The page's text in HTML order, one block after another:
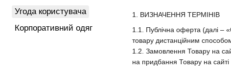
1. ВИЗНАЧЕННЯ ТЕРМІНІВ
1.1. Публічна оферта (далі –
товару дистанційним
1.2. Замовлення Товару на
на придбання Товару на
Угода користувача
Корпоративний одяг